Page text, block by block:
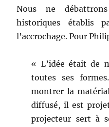
Nous ne
historiques établis
l’accrochage. Pour
« L’idée était de
toutes ses
montrer la
diffusé, il est
projecteur sert à